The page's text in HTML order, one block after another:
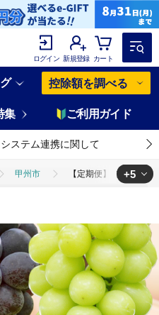
ログイン 新規登録 カート
控除額を調べる
集 ご利用ガイド
ステム連携に関して
甲州市 【定期便】旬の採れ
【定期便】旬の採れたて3回定期便（
スカット 【定期便】旬の採れた
の採れたて3回定期便（桃・BKシ―ド
便) 【定期便】旬の採れたて3回
+5